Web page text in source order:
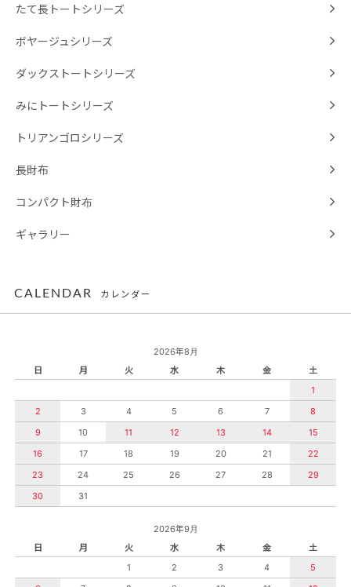
たて長トートシリーズ
ボヤージュシリーズ
ダックストートシリーズ
みにトートシリーズ
トリアンゴロシリーズ
長財布
コンパクト財布
ギャラリー
CALENDAR カレンダー
2026年8月
日
月 火 水 木 金
土
1
2
3 4 5 6 7
8
9
10 11 12 13 14
15
16
17 18 19 20 21
22
23
24 25 26 27 28
29
30
31
2026年9月
日
月 火 水 木 金
土
1
2 3 4
5